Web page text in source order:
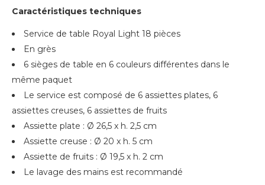
Caractéristiques techniques
Service de table Royal Light 18 pièces
En grès
6 sièges de table en 6 couleurs différentes dans le
même paquet
Le service est composé de 6 assiettes plates, 6
assiettes creuses, 6 assiettes de fruits
Assiette plate : Ø 26,5 x h. 2,5 cm
Assiette creuse : Ø 20 x h. 5 cm
Assiette de fruits : Ø 19,5 x h. 2 cm
Le lavage des mains est recommandé